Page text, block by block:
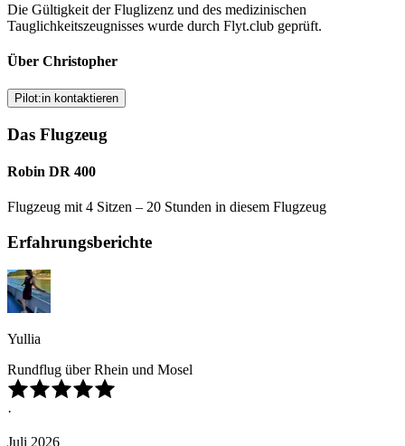
Die Gültigkeit der Fluglizenz und des medizinischen
Tauglichkeitszeugnisses wurde durch Flyt.club geprüft.
Über Christopher
Pilot:in kontaktieren
Das Flugzeug
Robin DR 400
Flugzeug mit 4 Sitzen – 20 Stunden in diesem Flugzeug
Erfahrungsberichte
Yullia
Rundflug über Rhein und Mosel
·
Juli 2026